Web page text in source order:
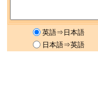
英語⇒日本語
日本語⇒英語